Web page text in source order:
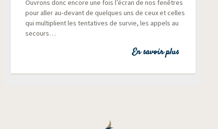
Ouvrons donc encore une fois l’écran de nos fenêtres
pour aller au-devant de quelques uns de ceux et celles
qui mul­ti­plient les ten­ta­tives de sur­vie, les appels au
secours…
En savoir plus